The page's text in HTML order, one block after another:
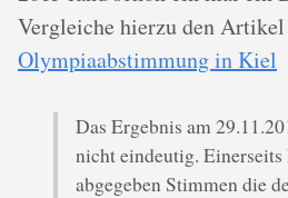
Vergleiche hierzu den Artikel
Olympiaabstimmung in Kiel
Das Ergebnis am
nicht eindeutig. Einerseits
abgegeben Stimmen die